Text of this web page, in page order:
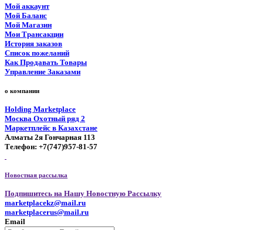
Мой аккаунт
Мой Баланс
Мой Магазин
Мои Трансакции
История заказов
Список пожеланий
Как Продавать Товары
Управление Заказами
о компании
Holding Marketplace
Москва Охотный ряд 2
Маркетплейс в Казахстане
Алматы 2я Гончарная 113
Телефон: +7(747)957-81-57
Новостная рассылка
Подпишитесь на Нашу Новостную Рассылку
marketplacekz@mail.ru
marketplacerus@mail.ru
Email